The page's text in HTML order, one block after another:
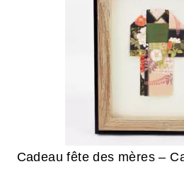
Cadeau fête des mères –